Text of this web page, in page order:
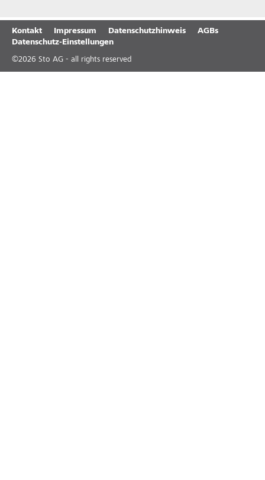
Kontakt Impressum Datenschutzhinweis
AGBs
Datenschutz-Einstellungen
©2026 Sto AG - all rights reserved